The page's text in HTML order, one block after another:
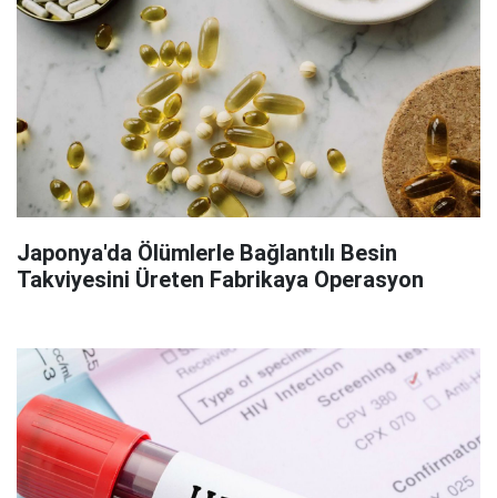
Japonya'da Ölümlerle Bağlantılı Besin
Takviyesini Üreten Fabrikaya Operasyon